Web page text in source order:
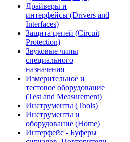
Драйверы и
интерфейсы (Drivers and
Interfaces)
Защита цепей (Circuit
Protection)
Звуковые чипы
специального
назначения
Измерительное и
тестовое оборудование
(Test and Measurement)
Инструменты (Tools)
Инструменты и
оборудование (Home)
Интерфейс - Буферы